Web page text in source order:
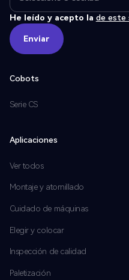
He leído y acepto la de este
Enviar
Enviar
Cobots
Serie CS
Aplicaciones
Ver todos
Montaje y atornillado
Cuidado de máquinas
Elegir y colocar
Inspección de calidad
Paletización